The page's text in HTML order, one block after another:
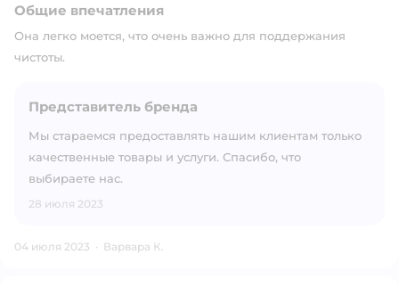
Общие впечатления
Она легко моется, что очень важно для поддержания
чистоты.
Представитель бренда
Мы стараемся предоставлять нашим клиентам только
качественные товары и услуги. Спасибо, что
выбираете нас.
28 июля 2023
04 июля 2023 · Варвара К.